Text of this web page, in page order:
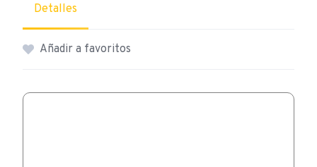
Detalles
Añadir a favoritos